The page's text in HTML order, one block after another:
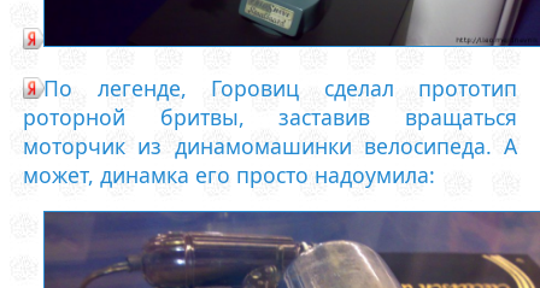
По легенде, Горовиц сделал прототип
роторной бритвы, заставив вращаться
моторчик из динамомашинки велосипеда. А
может, динамка его просто надоумила: